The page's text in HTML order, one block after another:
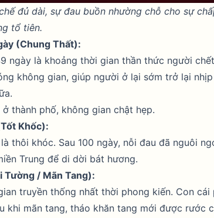
đủ dài, sự đau buồn nhường chỗ cho sự
tổ tiên.
(Chung Thất):
ngày là khoảng thời gian thần thức người
không gian, giúp người ở lại sớm trở lại
thành phố, không gian chật hẹp.
Khốc):
thôi khóc. Sau 100 ngày, nỗi đau đã nguôi
Trung để di dời bát hương.
Tường / Mãn Tang):
truyền thống nhất thời phong kiến. Con
khi mãn tang, tháo khăn tang mới được rước